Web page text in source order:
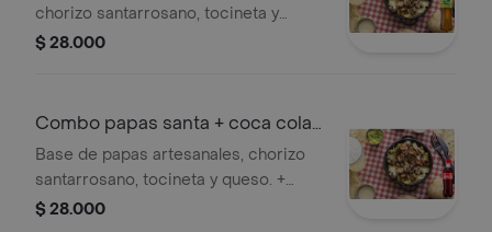
chorizo santarrosano, tocineta y
queso, acompañado de Fuze Tea
$ 28.000
Combo papas santa + coca cola
personal
Base de papas artesanales, chorizo
santarrosano, tocineta y queso. +
coca cola 400 ml sabor original.
$ 28.000